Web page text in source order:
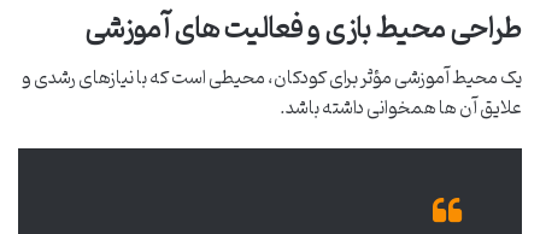
طراحی محیط بازی و فعالیت های آموزشی
یک محیط آموزشی مؤثر برای کودکان، محیطی است که با نیازهای رشدی و
علایق آن ها همخوانی داشته باشد.